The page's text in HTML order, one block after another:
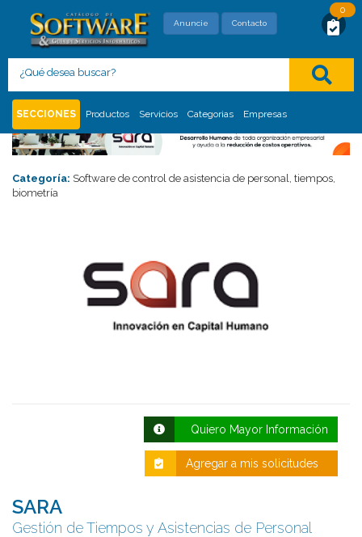
Con este formato usted está solicitando,
directamente al proveedor, mayor información
Anuncie Contacto
0
SECCIONES Productos Servicios Categorias Empresas
Categoría: Software de control de asistencia de personal, tiempos,
biometría
Quiero Mayor Información
Agregar a mis solicitudes
SARA
Gestión de Tiempos y Asistencias de Personal